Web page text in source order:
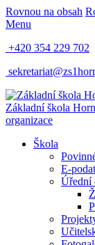
Rovnou na obsah
Menu
+420 354 229 702
Základní škola
organizace
Škola
E-
Úřední